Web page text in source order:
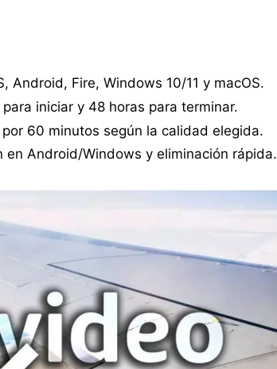
Android, Fire, Windows 10/11 y macOS.
iniciar y 48 horas para terminar.
60 minutos según la calidad elegida.
Android/Windows y eliminación rápida.